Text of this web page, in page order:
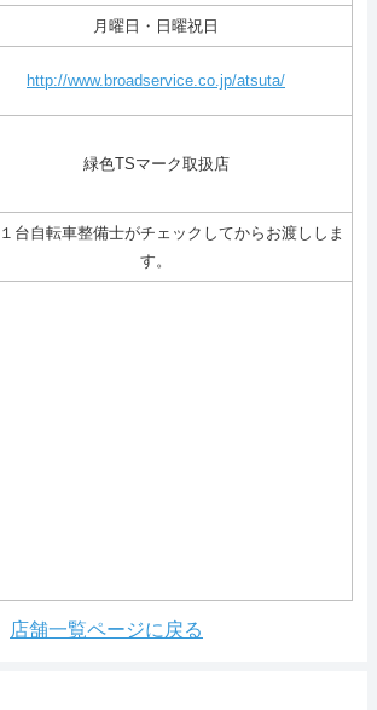
月曜日・日曜祝日
http://www.broadservice.co.jp/atsuta/
緑色TSマーク取扱店
台自転車整備士がチェックしてからお渡ししま
す。
店舗一覧ページに戻る